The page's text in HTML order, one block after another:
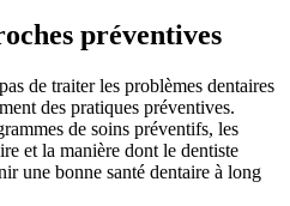
préventives
de traiter les problèmes dentaires
des pratiques préventives.
de soins préventifs, les
et la manière dont le dentiste
une bonne santé dentaire à long